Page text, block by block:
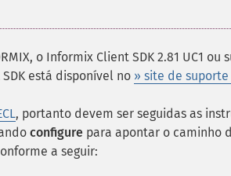
o Informix Client SDK 2.81 UC1
está disponível no » site de
, portanto devem ser seguidas as
configure para apontar o caminho
a seguir: